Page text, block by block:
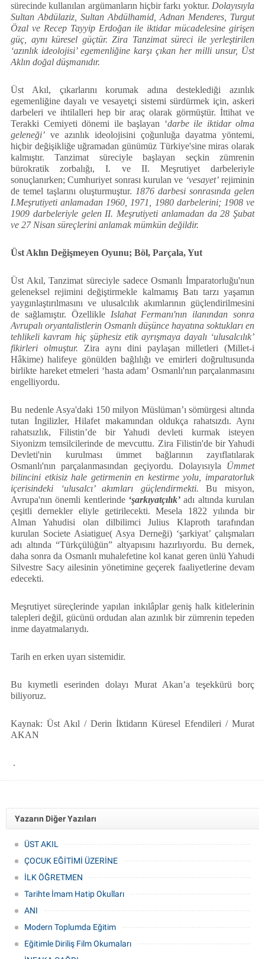
sürecinde kullanılan argümanların hiçbir farkı yoktur. Dolayısıyla
Sultan Abdülaziz, Sultan Abdülhamid, Adnan Menderes, Turgut
Özal ve Recep Tayyip Erdoğan ile iktidar mücadelesine girişen
güç, aynı küresel güçtür. Zira Tanzimat süreci ile yerleştirilen
‘azınlık ideolojisi’ egemenliğine karşı çıkan her milli unsur, Üst
Aklın doğal düşmanıdır.
Üst Akıl, çıkarlarını korumak adına desteklediği azınlık
egemenliğine dayalı ve vesayetçi sistemi sürdürmek için, askeri
darbeleri ve ihtilalleri hep bir araç olarak görmüştür. İttihat ve
Terakki Cemiyeti dönemi ile başlayan ‘darbe ile iktidar olma
geleneği’ ve azınlık ideolojisini çoğunluğa dayatma yöntemi,
hiçbir değişikliğe uğramadan günümüz Türkiye'sine miras olarak
kalmıştır. Tanzimat süreciyle başlayan seçkin zümrenin
bürokratik zorbalığı, I. ve II. Meşrutiyet darbeleriyle
sonuçlanırken; Cumhuriyet sonrası kurulan ve ‘vesayet’rejiminin
de temel taşlarını oluşturmuştur. 1876 darbesi sonrasında gelen
I.Meşrutiyeti anlamadan 1960, 1971, 1980 darbelerini; 1908 ve
1909 darbeleriyle gelen II. Meşrutiyeti anlamadan da 28 Şubat
ve 27 Nisan süreçlerini anlamak mümkün değildir.
Üst Aklın Değişmeyen Oyunu; Böl, Parçala, Yut
Üst Akıl, Tanzimat süreciyle sadece Osmanlı İmparatorluğu'nun
geleneksel rejimini değiştirmekle kalmamış Batı tarzı yaşamın
yaygınlaştırılmasını ve ulusalcılık akımlarının güçlendirilmesini
de sağlamıştır. Özellikle Islahat Fermanı'nın ilanından sonra
Avrupalı oryantalistlerin Osmanlı düşünce hayatına soktukları en
tehlikeli kavram hiç şüphesiz etik ayrışmaya dayalı ‘ulusalcılık’
fikirleri olmuştur. Zira aynı dini paylaşan milletleri (Millet-i
Hâkime) halifeye gönülden bağlılığı ve emirleri doğrultusunda
birlikte hareket etmeleri ‘hasta adam’ Osmanlı'nın parçalanmasını
engelliyordu.
Bu nedenle Asya'daki 150 milyon Müslüman’ı sömürgesi altında
tutan İngilizler, Hilafet makamından oldukça rahatsızdı. Aynı
rahatsızlık, Filistin’de bir Yahudi devleti kurmak isteyen
Siyonizm temsilcilerinde de mevcuttu. Zira Filistin'de bir Yahudi
Devleti'nin kurulması ümmet bağlarının zayıflatılarak
Osmanlı'nın parçalanmasından geçiyordu. Dolayısıyla Ümmet
bilincini etkisiz hale getirmenin en kestirme yolu, imparatorluk
içerisindeki ‘ulusalcı’ akımları güçlendirmekti. Bu misyon,
Avrupa'nın önemli kentlerinde ‘şarkıyatçılık’ adı altında kurulan
çeşitli dernekler eliyle getirilecekti. Mesela 1822 yılında bir
Alman Yahudisi olan dilbilimci Julius Klaproth tarafından
kurulan Societe Asiatigue( Asya Derneği) ‘şarkiyat’ çalışmaları
adı altında “Türkçülüğün” altyapısını hazırlıyordu. Bu dernek,
daha sonra da Osmanlı muhalefetine kol kanat geren ünlü Yahudi
Silvestre Sacy ailesinin yönetimine geçerek faaliyetlerine devam
edecekti.
Meşrutiyet süreçlerinde yapılan inkılâplar geniş halk kitlelerinin
talepleri değil, gücünü ordudan alan azınlık bir zümrenin tepeden
inme dayatmalarıydı.
Tarih en erken uyarı sistemidir.
Bu kıymetli eserinden dolayı Murat Akan’a teşekkürü borç
biliyoruz.
Kaynak: Üst Akıl / Derin İktidarın Küresel Efendileri / Murat
AKAN
.
Yazarın Diğer Yazıları
ÜST AKIL
ÇOCUK EĞİTİMİ ÜZERİNE
İLK ÖĞRETMEN
Tarihte İmam Hatip Okulları
ANI
Modern Toplumda Eğitim
Eğitimle Diriliş Film Okumaları